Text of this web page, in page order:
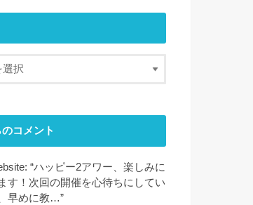
コメント
: “ハッピー2アワー、楽しみに
す！次回の開催を心待ちにしてい
早めに教…”